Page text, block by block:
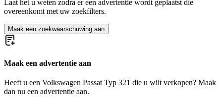
Volkswagen Golf
Volkswagen Karmann Ghia
Volkswagen Kever
Volkswagen Kübel
Volkswagen Polo
Volkswagen Type 3
Laat het u weten zodra er een advertentie wordt geplaatst die
overeenkomt met uw zoekfilters.
Maak een zoekwaarschuwing aan
Maak een advertentie aan
Heeft u een Volkswagen Passat Typ 321 die u wilt verkopen? Maak
dan nu een advertentie aan.